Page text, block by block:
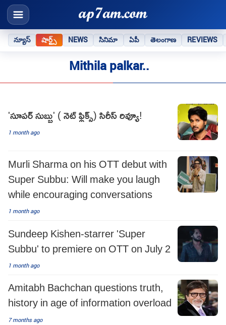
న్యూస్ షార్ట్స్ NEWS సినిమా ఏపీ తెలంగాణ REVIEWS
Mithila palkar..
'సూపర్ సుబ్బు' ( నెట్ ఫ్లిక్స్) సిరీస్ రివ్యూ!
1 month ago
Murli Sharma on his OTT debut with
Super Subbu: Will make you laugh
while encouraging conversations
1 month ago
Sundeep Kishen-starrer 'Super
Subbu' to premiere on OTT on July 2
1 month ago
Amitabh Bachchan questions truth,
history in age of information overload
7 months ago